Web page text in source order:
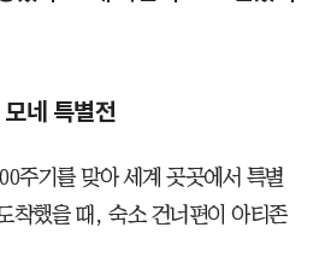
네 특별전
주기를 맞아 세계 곳곳에서 특별
착했을 때, 숙소 건너편이 아티존